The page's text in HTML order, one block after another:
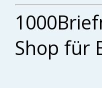
Shop für